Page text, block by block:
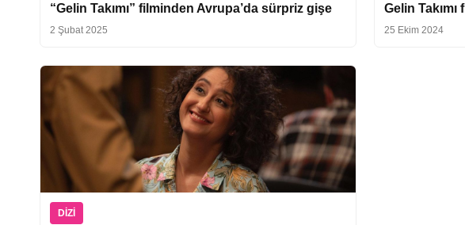
“Gelin Takımı” filminden Avrupa’da sürpriz gişe
2 Şubat 2025
Gelin
25 Ekim 2024
DIZI